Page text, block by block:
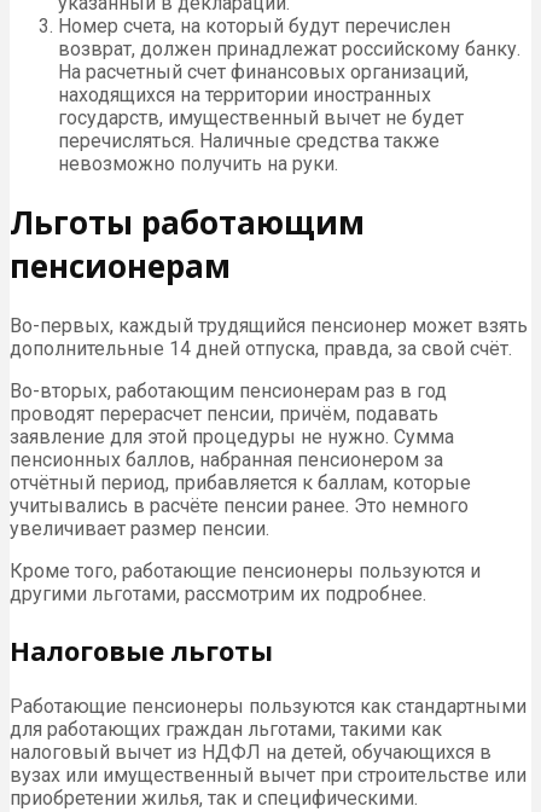
Номер счета, на который будут перечислен
возврат, должен принадлежат российскому банку.
На расчетный счет финансовых организаций,
находящихся на территории иностранных
государств, имущественный вычет не будет
перечисляться. Наличные средства также
невозможно получить на руки.
Льготы работающим
пенсионерам
Во-первых, каждый трудящийся пенсионер может взять
дополнительные 14 дней отпуска, правда, за свой счёт.
Во-вторых, работающим пенсионерам раз в год
проводят перерасчет пенсии, причём, подавать
заявление для этой процедуры не нужно. Сумма
пенсионных баллов, набранная пенсионером за
отчётный период, прибавляется к баллам, которые
учитывались в расчёте пенсии ранее. Это немного
увеличивает размер пенсии.
Кроме того, работающие пенсионеры пользуются и
другими льготами, рассмотрим их подробнее.
Налоговые льготы
Работающие пенсионеры пользуются как стандартными
для работающих граждан льготами, такими как
налоговый вычет из НДФЛ на детей, обучающихся в
вузах или имущественный вычет при строительстве или
приобретении жилья, так и специфическими.